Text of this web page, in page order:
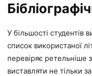
У більшості студентів
список використаної
перевіряє ретельніше
виставляти не тільки